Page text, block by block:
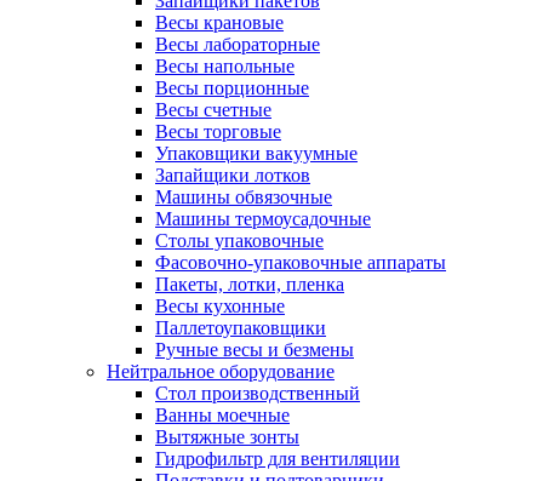
Весы крановые
Весы лабораторные
Весы напольные
Весы порционные
Весы счетные
Весы торговые
Упаковщики вакуумные
Запайщики лотков
Машины обвязочные
Машины термоусадочные
Столы упаковочные
Фасовочно-упаковочные аппараты
Пакеты, лотки, пленка
Весы кухонные
Паллетоупаковщики
Ручные весы и безмены
Нейтральное оборудование
Cтол производственный
Ванны моечные
Вытяжные зонты
Гидрофильтр для вентиляции